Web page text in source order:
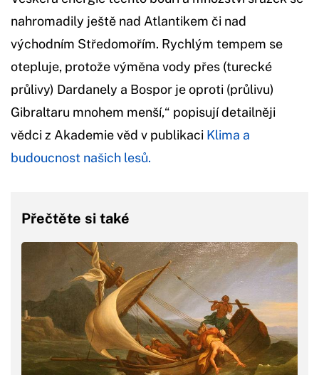
nahromadily ještě nad Atlantikem či nad
východním Středomořím. Rychlým tempem se
otepluje, protože výměna vody přes (turecké
průlivy) Dardanely a Bospor je oproti (průlivu)
Gibraltaru mnohem menší,“ popisují detailněji
vědci z Akademie věd v publikaci Klima a
budoucnost našich lesů.
Přečtěte si také